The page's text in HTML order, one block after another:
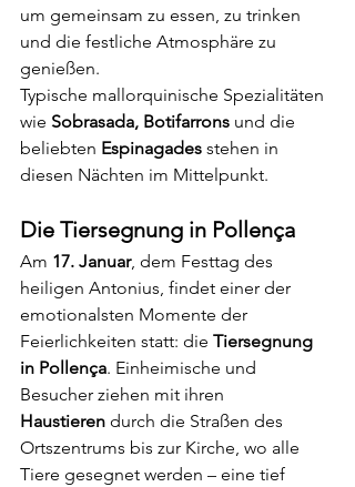
um gemeinsam zu essen, zu trinken
und die festliche Atmosphäre zu
genießen.
Typische mallorquinische Spezialitäten
wie Sobrasada, Botifarrons und die
beliebten Espinagades stehen in
diesen Nächten im Mittelpunkt.
Die Tiersegnung in Pollença
Am 17. Januar, dem Festtag des
heiligen Antonius, findet einer der
emotionalsten Momente der
Feierlichkeiten statt: die Tiersegnung
in Pollença. Einheimische und
Besucher ziehen mit ihren
Haustieren durch die Straßen des
Ortszentrums bis zur Kirche, wo alle
Tiere gesegnet werden – eine tief